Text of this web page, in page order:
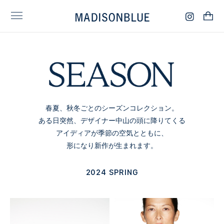
春夏、秋冬ごとのシーズンコレクション。
ある日突然、デザイナー中山の頭に降りてくる
アイディアが季節の空気とともに、
形になり新作が生まれます。
2024 SPRING